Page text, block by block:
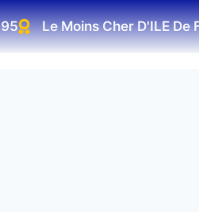
Le Moins Cher D'ILE De